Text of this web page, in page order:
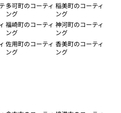
多可町のコーティ
ング
稲美町のコーティ
ング
福崎町のコーティ
ング
神河町のコーティ
ング
佐用町のコーティ
ング
香美町のコーティ
ング